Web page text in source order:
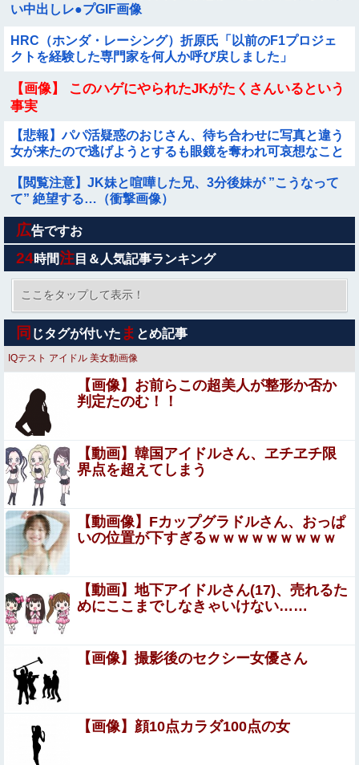
い中出しレ●プGIF画像
HRC（ホンダ・レーシング）折原氏「以前のF1プロジェ
クトを経験した専門家を何人か呼び戻しました」
【画像】 このハゲにやられたJKがたくさんいるという
事実
【悲報】パパ活疑惑のおじさん、待ち合わせに写真と違う
女が来たので逃げようとするも眼鏡を奪われ可哀想なこと
【閲覧注意】JK妹と喧嘩した兄、3分後妹が ”こうなって
て” 絶望する…（衝撃画像）
最新の日本人が減り、外国人が増えた街市ランキングをご
覧下さい→5位川口市、4位京都市、ではトップ3は❓
【画像】 女子さん、台所でブラ丸出しｗｗｗｗｗｗｗ
【画像】 キス釣りするんや
【画像】深田恭子さん（43）の私服、とんでもなく可愛い
と話題にwww他
【正論】ホリエモン、移民受け入れ反対派にブチギレ→ス
タジオ誰も反論できず沈黙
【動画】DJI Neo2で釣りの自撮りをしようとした男の悲
劇（ノ∇`）
左翼市民団体、広島では通用せず「人殺しの汚い足で
広島の土を踏むな！」→広島県民「お前らの方が汚い
んじゃ！」「ワシらが広島県民じゃ」
【拡散希望】辺野古転覆事故遺族が「全容解明と再発防止
を求める会」設立 継続的に活動するためと説明、クラフ
ァン立ち上げも準備
養子だと知った10歳の息子から「本当の親に会いたい」と
相談された。正直に答えたら夫婦関係が急変して…
【閲覧注意】JK妹と喧嘩した兄、3分後妹が ”こうなって
て” 絶望する…（衝撃画像）
【閲覧注意】人妻がヌード動画を公開 ⇒ ネット
民「赤ちゃんに絶対に母乳を上げないで！」（衝
撃動画）
【悲報】日本円、「日米協調介入」すら無効化してしまう
広告ですお
24時間注 目＆人気記事ランキング
ここをタップして表示！
同 じタグが付いた ま とめ記事
IQテスト アイドル 美女動画像
【画像】お前らこの超美人が整形か否か
判定たのむ！！
【動画】韓国アイドルさん、ヱチヱチ限
界点を超えてしまう
【動画像】Fカップグラドルさん、おっぱ
いの位置が下すぎるｗｗｗｗｗｗｗｗｗ
【動画】地下アイドルさん(17)、売れるた
めにここまでしなきゃいけない……
【画像】撮影後のセクシー女優さん
【画像】顔10点カラダ100点の女